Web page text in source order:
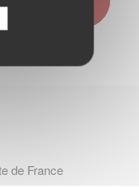
de France